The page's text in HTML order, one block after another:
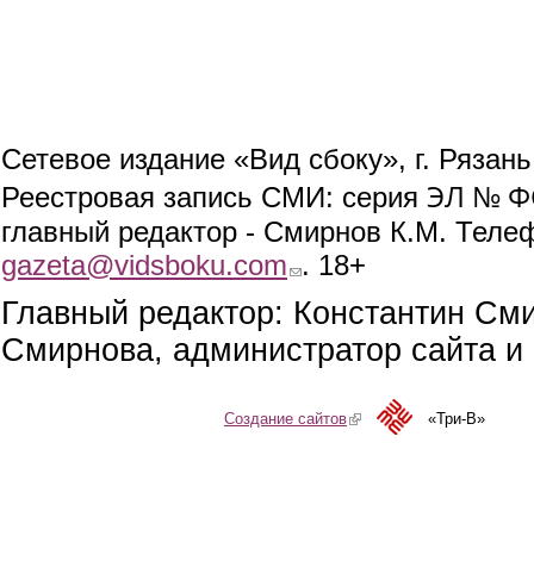
Сетевое издание «Вид сбоку», г.
Реестровая запись СМИ: серия ЭЛ №
главный редактор - Смирнов К.М.
gazeta@vidsboku.com (link sends e-mail)
. 18+
Главный редактор: Константин
Смирнова, администратор сайта
Создание сайтов(link is external)«Три-В»